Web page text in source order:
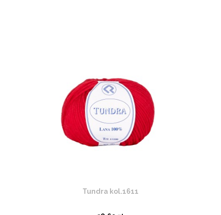
Tundra kol.1611